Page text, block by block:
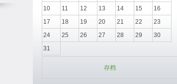
10
11 12 13 14 15
16
17
18 19 20 21 22
23
24
25 26 27 28 29
30
31
存档